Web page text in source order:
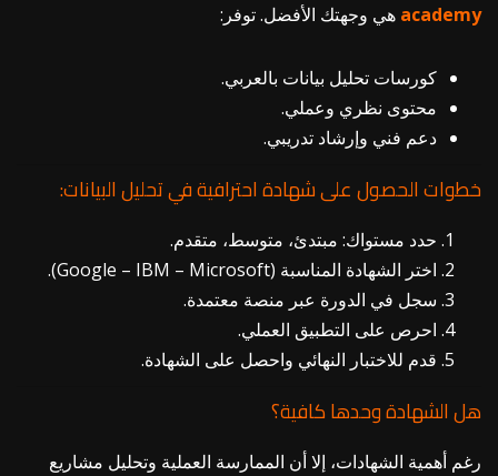
academy هي وجهتك الأفضل. توفر:
كورسات تحليل بيانات بالعربي.
محتوى نظري وعملي.
دعم فني وإرشاد تدريبي.
خطوات الحصول على شهادة احترافية في تحليل البيانات:
حدد مستواك: مبتدئ، متوسط، متقدم.
اختر الشهادة المناسبة (Google – IBM – Microsoft).
سجل في الدورة عبر منصة معتمدة.
احرص على التطبيق العملي.
قدم للاختبار النهائي واحصل على الشهادة.
هل الشهادة وحدها كافية؟
رغم أهمية الشهادات، إلا أن الممارسة العملية وتحليل مشاريع